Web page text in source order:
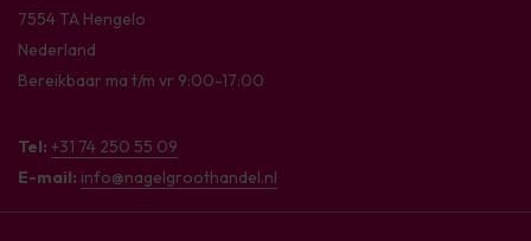
7554 TA Hengelo
Nederland
Bereikbaar ma t/m vr 9:00-17:00
Tel: +31 74 250 55 09
E-mail: info@nagelgroothandel.nl